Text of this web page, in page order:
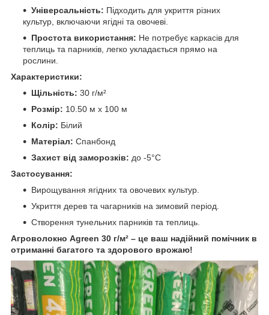
Універсальність: Підходить для укриття різних
культур, включаючи ягідні та овочеві.
Простота використання: Не потребує каркасів для
теплиць та парників, легко укладається прямо на
рослини.
Характеристики:
Щільність: 30 г/м²
Розмір: 10.50 м х 100 м
Колір: Білий
Матеріал: Спанбонд
Захист від заморозків: до -5°C
Застосування:
Вирощування ягідних та овочевих культур.
Укриття дерев та чагарників на зимовий період.
Створення тунельних парників та теплиць.
Агроволокно Agreen 30 г/м² – це ваш надійний помічник в
отриманні багатого та здорового врожаю!